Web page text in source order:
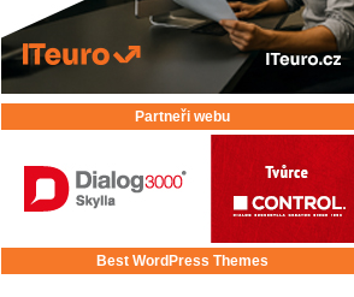
Partneři webu
Best WordPress Themes